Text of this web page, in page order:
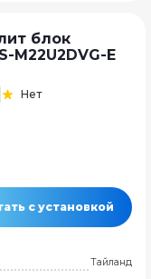
блок
M22U2DVG-E
Нет
с установкой
Тайланд